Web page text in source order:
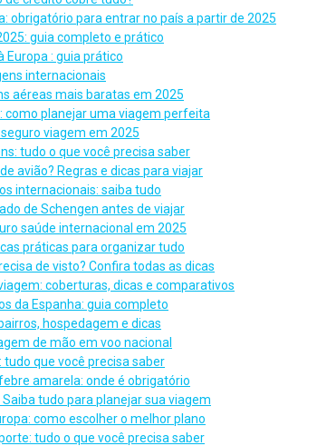
obrigatório para entrar no país a partir de 2025
guia completo e prático
Europa : guia prático
internacionais
aéreas mais baratas em 2025
como planejar uma viagem perfeita
viagem em 2025
tudo o que você precisa saber
avião? Regras e dicas para viajar
internacionais: saiba tudo
de Schengen antes de viajar
saúde internacional em 2025
práticas para organizar tudo
de visto? Confira todas as dicas
coberturas, dicas e comparativos
da Espanha: guia completo
hospedagem e dicas
de mão em voo nacional
que você precisa saber
amarela: onde é obrigatório
tudo para planejar sua viagem
como escolher o melhor plano
tudo o que você precisa saber